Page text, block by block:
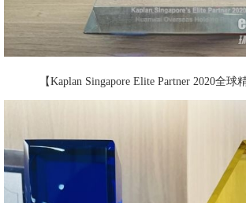
【Kaplan Singapore Elite Partner 2020全球